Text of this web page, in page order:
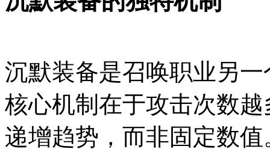
沉默装备是召唤职业另
核心机制在于攻击次数
递增趋势，而非固定数